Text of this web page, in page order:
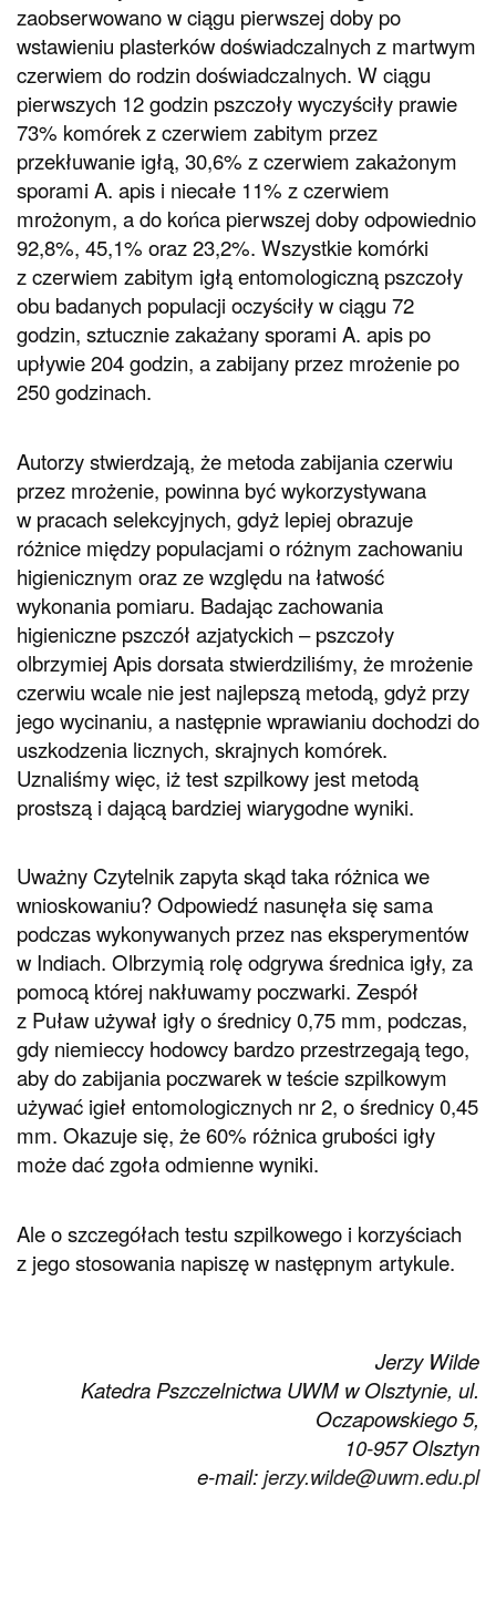
zaobserwowano w ciągu pierwszej doby po
wstawieniu plasterków doświadczalnych z martwym
czerwiem do rodzin doświadczalnych. W ciągu
pierwszych 12 godzin pszczoły wyczyściły prawie
73% komórek z czerwiem zabitym przez
przekłuwanie igłą, 30,6% z czerwiem zakażonym
sporami A. apis i niecałe 11% z czerwiem
mrożonym, a do końca pierwszej doby odpowiednio
92,8%, 45,1% oraz 23,2%. Wszystkie komórki
z czerwiem zabitym igłą entomologiczną pszczoły
obu badanych populacji oczyściły w ciągu 72
godzin, sztucznie zakażany sporami A. apis po
upływie 204 godzin, a zabijany przez mrożenie po
250 godzinach.
Autorzy stwierdzają, że metoda zabijania czerwiu
przez mrożenie, powinna być wykorzystywana
w pracach selekcyjnych, gdyż lepiej obrazuje
różnice między populacjami o różnym zachowaniu
higienicznym oraz ze względu na łatwość
wykonania pomiaru. Badając zachowania
higieniczne pszczół azjatyckich – pszczoły
olbrzymiej Apis dorsata stwierdziliśmy, że mrożenie
czerwiu wcale nie jest najlepszą metodą, gdyż przy
jego wycinaniu, a następnie wprawianiu dochodzi do
uszkodzenia licznych, skrajnych komórek.
Uznaliśmy więc, iż test szpilkowy jest metodą
prostszą i dającą bardziej wiarygodne wyniki.
Uważny Czytelnik zapyta skąd taka różnica we
wnioskowaniu? Odpowiedź nasunęła się sama
podczas wykonywanych przez nas eksperymentów
w Indiach. Olbrzymią rolę odgrywa średnica igły, za
pomocą której nakłuwamy poczwarki. Zespół
z Puław używał igły o średnicy 0,75 mm, podczas,
gdy niemieccy hodowcy bardzo przestrzegają tego,
aby do zabijania poczwarek w teście szpilkowym
używać igieł entomologicznych nr 2, o średnicy 0,45
mm. Okazuje się, że 60% różnica grubości igły
może dać zgoła odmienne wyniki.
Ale o szczegółach testu szpilkowego i korzyściach
z jego stosowania napiszę w następnym artykule.
Jerzy Wilde
Katedra Pszczelnictwa UWM w Olsztynie, ul.
Oczapowskiego 5,
10-957 Olsztyn
e-mail:jerzy.wilde@uwm.edu.pl